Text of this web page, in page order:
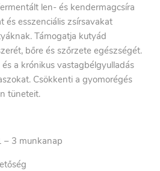
len- és kendermagcsíra
és esszenciális zsírsavakat
Támogatja kutyád
bőre és szőrzete egészségét.
a krónikus vastagbélgyulladás
Csökkenti a gyomorégés
tüneteit.
– 3 munkanap